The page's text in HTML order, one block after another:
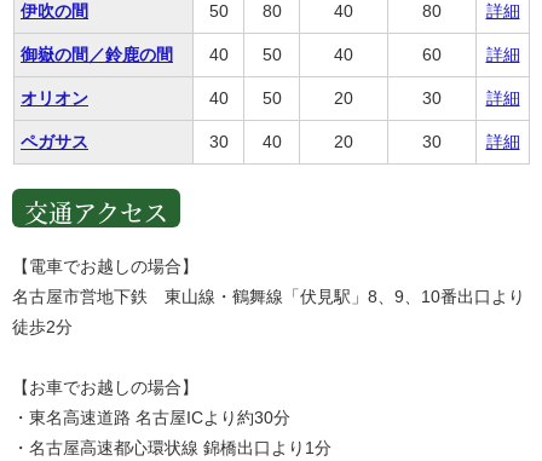
伊吹の間 50 80 40 80 詳細
御嶽の間／鈴鹿の間 40 50 40 60 詳細
オリオン 40 50 20 30 詳細
ペガサス 30 40 20 30 詳細
交通アクセス
【電車でお越しの場合】
名古屋市営地下鉄 東山線・鶴舞線「伏見駅」8、9、10番出口より
徒歩2分
【お車でお越しの場合】
・東名高速道路 名古屋ICより約30分
・名古屋高速都心環状線 錦橋出口より1分